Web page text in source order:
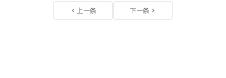
上一条 下一条